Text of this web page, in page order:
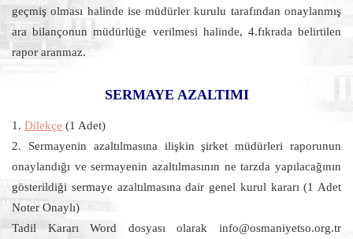
geçmiş olması halinde ise müdürler kurulu tarafından onaylanmış
ara bilançonun müdürlüğe verilmesi halinde, 4.fıkrada belirtilen
rapor aranmaz.
SERMAYE AZALTIMI
1. Dilekçe (1 Adet)
2. Sermayenin azaltılmasına ilişkin şirket müdürleri raporunun
onaylandığı ve sermayenin azaltılmasının ne tarzda yapılacağının
gösterildiği sermaye azaltılmasına dair genel kurul kararı (1 Adet
Noter Onaylı)
Tadil Kararı Word dosyası olarak info@osmaniyetso.org.tr